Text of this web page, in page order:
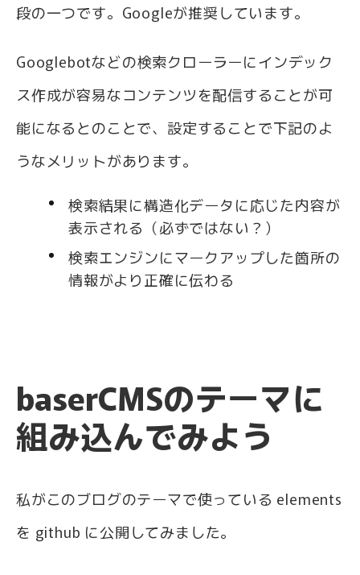
段の一つです。Googleが推奨しています。
Googlebotなどの検索クローラーにインデック
ス作成が容易なコンテンツを配信することが可
能になるとのことで、設定することで下記のよ
うなメリットがあります。
検索結果に構造化データに応じた内容が
表示される（必ずではない？）
検索エンジンにマークアップした箇所の
情報がより正確に伝わる
baserCMSのテーマに
組み込んでみよう
私がこのブログのテーマで使っている elements
を github に公開してみました。